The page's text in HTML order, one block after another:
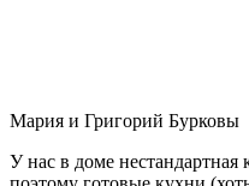
Мария и Григорий Бурковы
У нас в доме нестандартная